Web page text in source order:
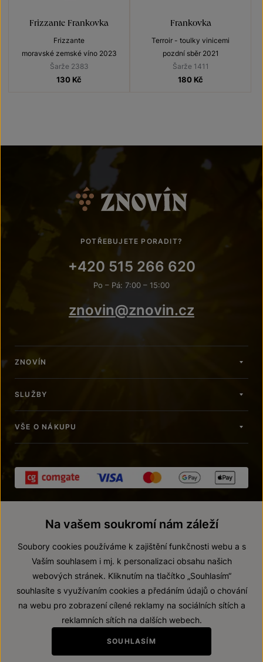
Frizzante Frankovka
Frizzante
moravské zemské víno 2023
Šarže 2383
130 Kč
Frankovka
Terroir - toulky vinicemi
pozdní sběr 2021
Šarže 1411
180 Kč
POTŘEBUJETE PORADIT?
+420 515 266 620
Po – Pá: 7:00 – 15:00
znovin@znovin.cz
ZNOVÍN
SLUŽBY
VŠE O NÁKUPU
© 2026 ZNOVÍN ZNOJMO, a. s.
Prohlášení o přístupnosti
Zákaz prodeje alkoholických nápojů osobám mladším 18 let.
Na vašem soukromí nám záleží
Soubory cookies používáme k zajištění funkčnosti webu a s
Vaším souhlasem i mj. k personalizaci obsahu našich
webových stránek. Kliknutím na tlačítko „Souhlasím“
souhlasíte s využívaním cookies a předáním údajů o chování
na webu pro zobrazení cílené reklamy na sociálních sítích a
reklamních sítích na dalších webech.
SOUHLASÍM